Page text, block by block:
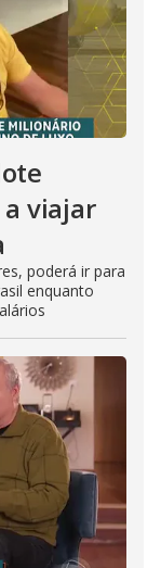
viajar
poderá ir para
enquanto